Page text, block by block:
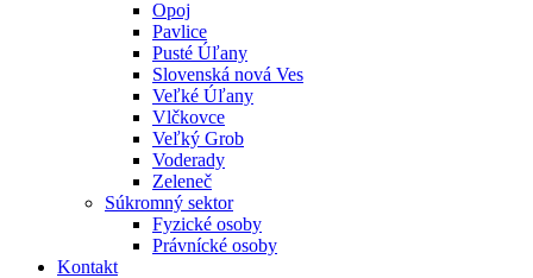
Opoj
Pavlice
Pusté Úľany
Slovenská nová Ves
Veľké Úľany
Vlčkovce
Veľký Grob
Voderady
Zeleneč
Súkromný sektor
Fyzické osoby
Právnícké osoby
Kontakt